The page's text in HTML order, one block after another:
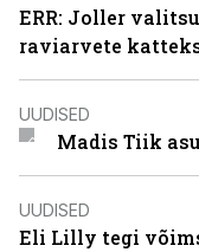
ERR: Joller
raviarvete
UUDISED
Madis Tiik
UUDISED
Eli Lilly tegi